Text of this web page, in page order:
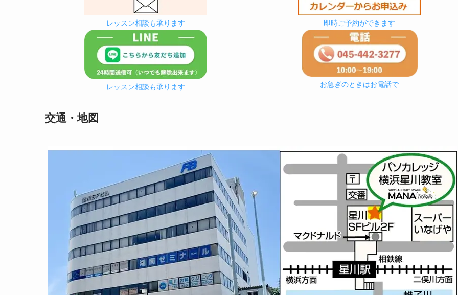
レッスン相談も承ります 即時ご予約ができます
レッスン相談も承ります お急ぎのときはお電話で
交通・地図